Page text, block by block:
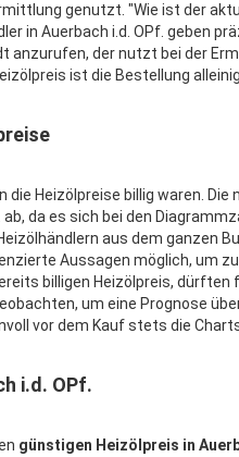
genutzt. "Wie ist der
in Auerbach i.d. OPf. geben
anzurufen, der nutzt bei der
ist die Bestellung
die Heizölpreise billig waren.
ab, da es sich bei den
aus dem ganzen
Aussagen möglich, um
billigen Heizölpreis,
um eine Prognose
vor dem Kauf stets die
i.d. OPf.
günstigen Heizölpreis in